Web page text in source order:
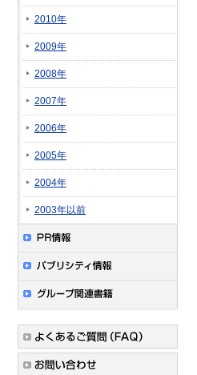
2010年
2009年
2008年
2007年
2006年
2005年
2004年
2003年以前